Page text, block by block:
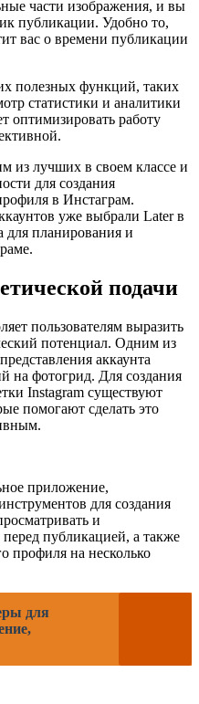
части изображения, и вы
публикации. Удобно то,
вас о времени публикации
полезных функций, таких
статистики и аналитики
оптимизировать работу
из лучших в своем классе и
для создания
в Инстаграм.
уже выбрали Later в
для планирования и
подачи
пользователям выразить
потенциал. Одним из
аккаунта
на фотогрид. Для создания
Instagram существуют
помогают сделать это
приложение,
для создания
и
публикацией, а также
профиля на несколько
для